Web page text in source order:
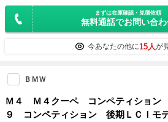
まずは在庫確認・見積依頼
無料通話でお問い合
今あなたの他に15人が
ＢＭＷ
Ｍ４ Ｍ４クーペ コンペティション
９ コンペティション 後期ＬＣＩモ